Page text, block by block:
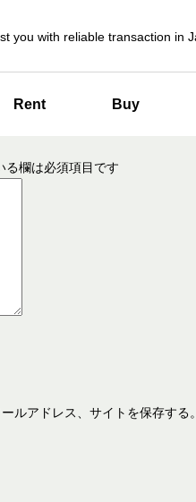
you with reliable transaction in
Rent Buy
る欄は必須項目です
ルアドレス、サイトを保存する。